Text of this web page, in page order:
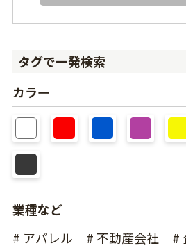
タグで一発検索
カラー
業種など
# アパレル
# 不動産会社 #